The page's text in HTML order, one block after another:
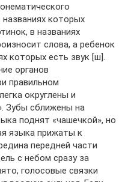
которых
в названиях
слова, а ребенок
которых есть звук [ш].
органов
правильном
округлены и
Зубы сближены на
поднят «чашечкой», но
языка прижаты к
передней части
с небом сразу за
голосовые связки